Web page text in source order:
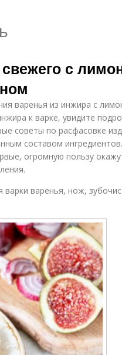
с
варенья из инжира с
к варке, увидите
советы по расфасовке
составом
огромную пользу
варенья, нож,